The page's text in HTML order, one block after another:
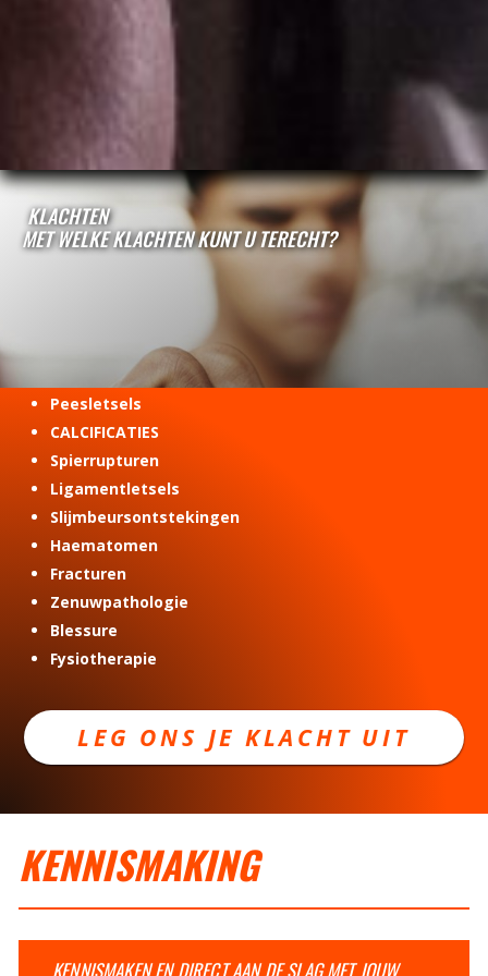
KLACHTEN
MET WELKE KLACHTEN KUNT U TERECHT?
Peesletsels
CALCIFICATIES
Spierrupturen
Ligamentletsels
Slijmbeursontstekingen
Haematomen
Fracturen
Zenuwpathologie
Blessure
Fysiotherapie
LEG ONS JE KLACHT UIT
KENNISMAKING
KENNISMAKEN EN DIRECT AAN DE SLAG MET JOUW